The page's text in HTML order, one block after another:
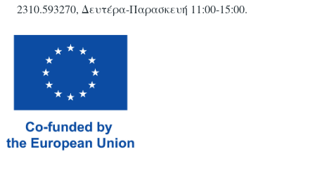
2310.593270, Δευτέρα-Παρασκευή 11:00-15:00.